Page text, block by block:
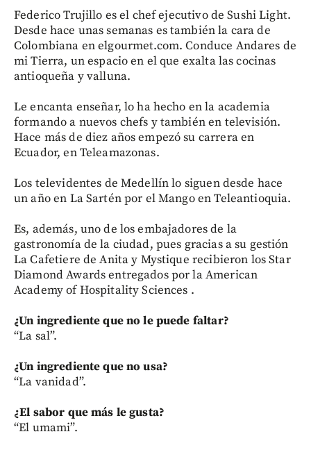
Federico Trujillo es el chef ejecutivo de Sushi Light.
Desde hace unas semanas es también la cara de
Colombiana en elgourmet.com. Conduce Andares de
mi Tierra, un espacio en el que exalta las cocinas
antioqueña y valluna.
Le encanta enseñar, lo ha hecho en la academia
formando a nuevos chefs y también en televisión.
Hace más de diez años empezó su carrera en
Ecuador, en Teleamazonas.
Los televidentes de Medellín lo siguen desde hace
un año en La Sartén por el Mango en Teleantioquia.
Es, además, uno de los embajadores de la
gastronomía de la ciudad, pues gracias a su gestión
La Cafetiere de Anita y Mystique recibieron los Star
Diamond Awards entregados por la American
Academy of Hospitality Sciences .
¿Un ingrediente que no le puede faltar?
“La sal”.
¿Un ingrediente que no usa?
“La vanidad”.
¿El sabor que más legusta?
“El umami”.